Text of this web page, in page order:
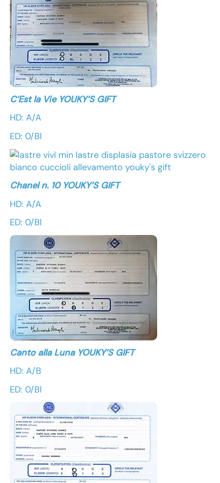
C’Est la Vie YOUKY’S GIFT
HD: A/A
ED: 0/Bl
Chanel n. 10 YOUKY’S GIFT
HD: A/A
ED: 0/Bl
Canto alla Luna YOUKY’S GIFT
HD: A/B
ED: 0/Bl